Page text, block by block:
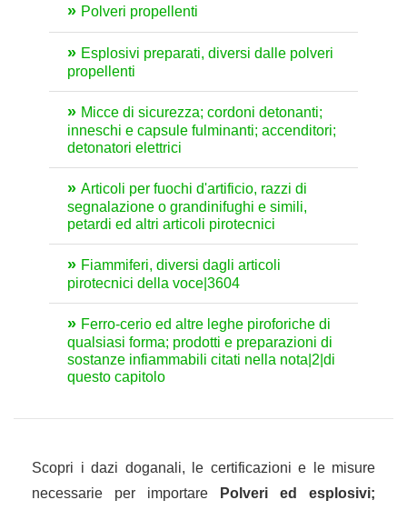
Polveri propellenti
Esplosivi preparati, diversi dalle polveri
propellenti
Micce di sicurezza; cordoni detonanti;
inneschi e capsule fulminanti; accenditori;
detonatori elettrici
Articoli per fuochi d'artificio, razzi di
segnalazione o grandinifughi e simili,
petardi ed altri articoli pirotecnici
Fiammiferi, diversi dagli articoli
pirotecnici della voce|3604
Ferro-cerio ed altre leghe piroforiche di
qualsiasi forma; prodotti e preparazioni di
sostanze infiammabili citati nella nota|2|di
questo capitolo
Scopri i dazi doganali, le certificazioni e le misure
necessarie per importare
Polveri ed esplosivi;